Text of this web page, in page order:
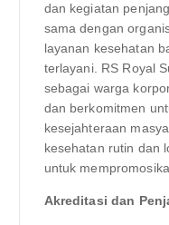
dan kegiatan
sama dengan
layanan kesehatan
terlayani. RS Royal
sebagai warga
dan berkomitmen
kesejahteraan
kesehatan rutin dan
untuk
Akreditasi dan